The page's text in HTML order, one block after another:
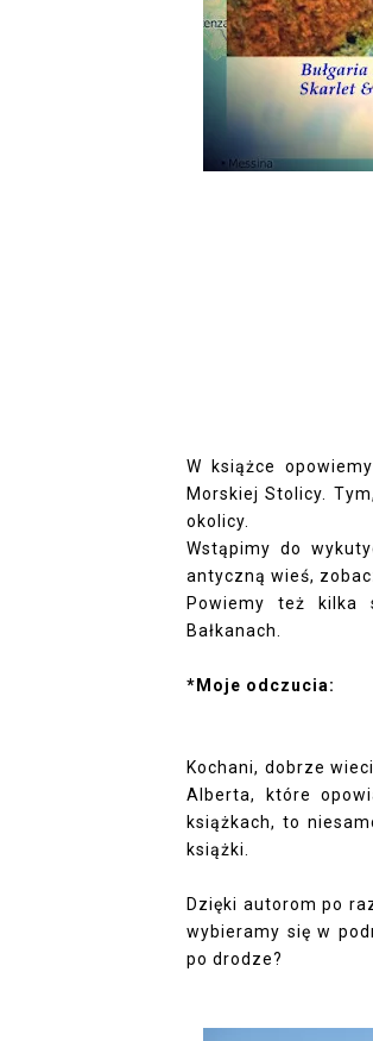
W książce
Morskiej Stolicy.
okolicy.
Wstąpimy do
antyczną wieś,
Powiemy też kilka
Bałkanach.
*Moje odczucia:
Kochani, dobrze
Alberta, które
książkach, to
książki.
Dzięki autorom po
wybieramy się w
po drodze?